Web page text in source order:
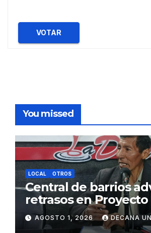
VOTAR
You missed
LOCAL OTROS
Central de barrios
retrasos en
de Agua y
Juliaca
AGOSTO 1, 2026 DECANA